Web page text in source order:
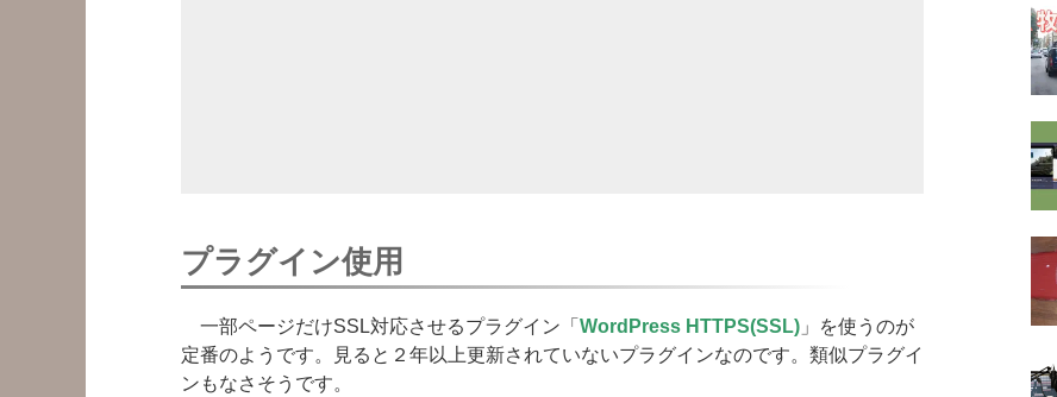
プラグイン使用
一部ページだけSSL対応させるプラグイン「 WordPress HTTPS(SSL) 」を使うのが
定番のようです。見ると２年以上更新されていないプラグインなのです。類似プラグイ
ンもなさそうです。